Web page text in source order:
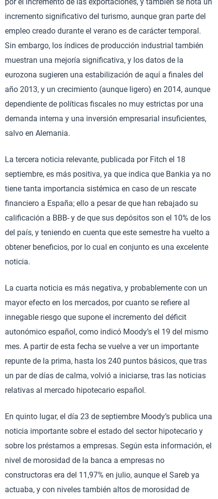
incremento significativo del turismo, aunque gran parte del
empleo creado durante el verano es de carácter temporal.
Sin embargo, los índices de producción industrial también
muestran una mejoría significativa, y los datos de la
eurozona sugieren una estabilización de aquí a finales del
año 2013, y un crecimiento (aunque ligero) en 2014, aunque
dependiente de políticas fiscales no muy estrictas por una
demanda interna y una inversión empresarial insuficientes,
salvo en Alemania.
La tercera noticia relevante, publicada por Fitch el 18
septiembre, es más positiva, ya que indica que Bankia ya no
tiene tanta importancia sistémica en caso de un rescate
financiero a España; ello a pesar de que han rebajado su
calificación a BBB- y de que sus depósitos son el 10% de los
del país, y teniendo en cuenta que este semestre ha vuelto a
obtener beneficios, por lo cual en conjunto es una excelente
noticia.
La cuarta noticia es más negativa, y probablemente con un
mayor efecto en los mercados, por cuanto se refiere al
innegable riesgo que supone el incremento del déficit
autonómico español, como indicó Moody’s el 19 del mismo
mes. A partir de esta fecha se vuelve a ver un importante
repunte de la prima, hasta los 240 puntos básicos, que tras
un par de días de calma, volvió a iniciarse, tras las noticias
relativas al mercado hipotecario español.
En quinto lugar, el día 23 de septiembre Moody’s publica una
noticia importante sobre el estado del sector hipotecario y
sobre los préstamos a empresas. Según esta información, el
nivel de morosidad de la banca a empresas no
constructoras era del 11,97% en julio, aunque el Sareb ya
actuaba, y con niveles también altos de morosidad de